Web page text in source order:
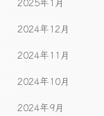
2024年12月
2024年11月
2024年10月
2024年9月